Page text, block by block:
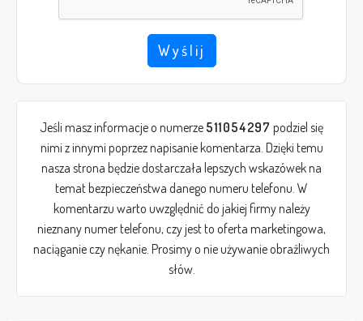
Wyślij
Jeśli masz informacje o numerze 511054297 podziel się
nimi z innymi poprzez napisanie komentarza. Dzięki temu
nasza strona będzie dostarczała lepszych wskazówek na
temat bezpieczeństwa danego numeru telefonu. W
komentarzu warto uwzględnić do jakiej firmy należy
nieznany numer telefonu, czy jest to oferta marketingowa,
naciąganie czy nękanie. Prosimy o nie używanie obraźliwych
słów.